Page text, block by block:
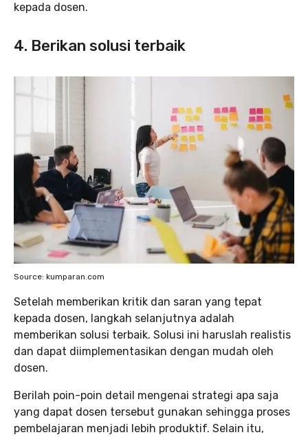
kepada dosen.
4. Berikan solusi terbaik
Source: kumparan.com
Setelah memberikan kritik dan saran yang tepat
kepada dosen, langkah selanjutnya adalah
memberikan solusi terbaik. Solusi ini haruslah realistis
dan dapat diimplementasikan dengan mudah oleh
dosen.
Berilah poin-poin detail mengenai strategi apa saja
yang dapat dosen tersebut gunakan sehingga proses
pembelajaran menjadi lebih produktif. Selain itu,